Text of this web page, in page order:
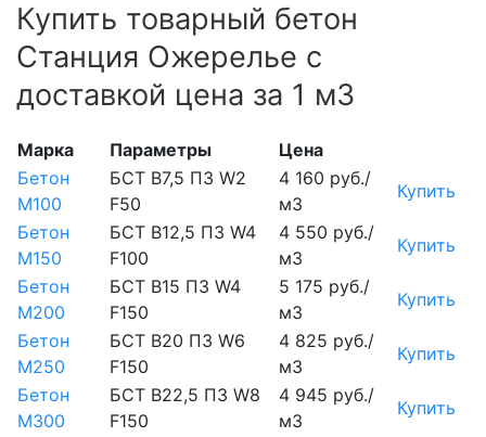
Купить товарный бетон
Станция Ожерелье с
доставкой цена за 1 м3
Марка Параметры
Цена
Бетон
М100
БСТ В7,5 П3 W2
F50
4 160 руб./
м3
Купить
Бетон
М150
БСТ В12,5 П3 W4
F100
4 550 руб./
м3
Купить
Бетон
М200
БСТ В15 П3 W4
F150
5 175 руб./
м3
Купить
Бетон
М250
БСТ В20 П3 W6
F150
4 825 руб./
м3
Купить
Бетон
М300
БСТ В22,5 П3 W8
F150
4 945 руб./
м3
Купить